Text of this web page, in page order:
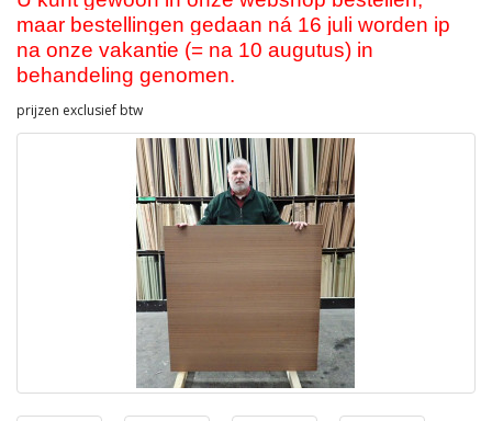
maar bestellingen gedaan ná 16 juli worden ip
na onze vakantie (= na 10 augutus) in
behandeling genomen.
prijzen exclusief btw